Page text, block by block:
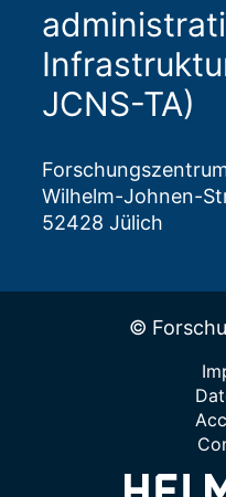
JCNS-TA)
Wilhelm-Johnen-
52428 Jülich
©